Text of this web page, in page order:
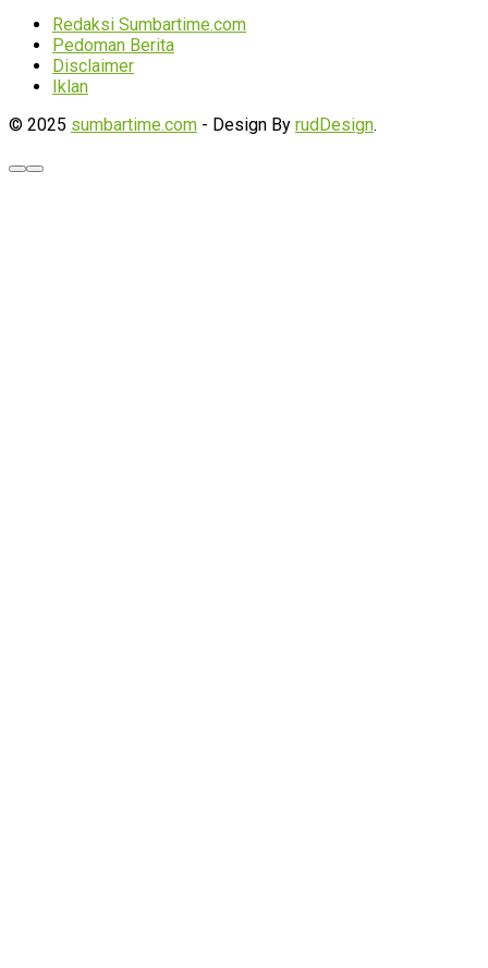
Redaksi Sumbartime.com
Pedoman Berita
Disclaimer
Iklan
© 2025 sumbartime.com - Design By rudDesign.